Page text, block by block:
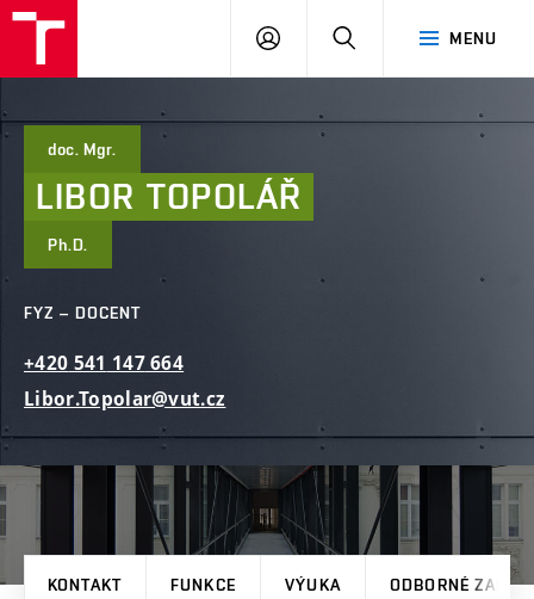
Brno
MENU
PŘIHLÁSIT
doc. Mgr.
LIBOR TOPOLÁŘ
Ph.D.
FYZ – DOCENT
+420 541 147664
Libor.Topolar@vut.cz
KONTAKT FUNKCE VÝUKA ODBORNÉ